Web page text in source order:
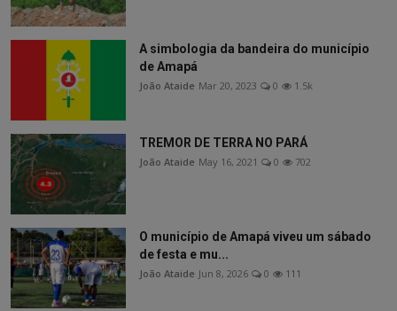
A simbologia da bandeira do município
de Amapá
João Ataide Mar 20, 2023 0 1.5k
TREMOR DE TERRA NO PARÁ
João Ataide May 16, 2021 0 702
O município de Amapá viveu um sábado
de festa e mu...
João Ataide Jun 8, 2026 0 111